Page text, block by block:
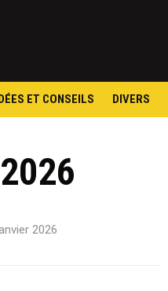
ET CONSEILS DIVERS
2026